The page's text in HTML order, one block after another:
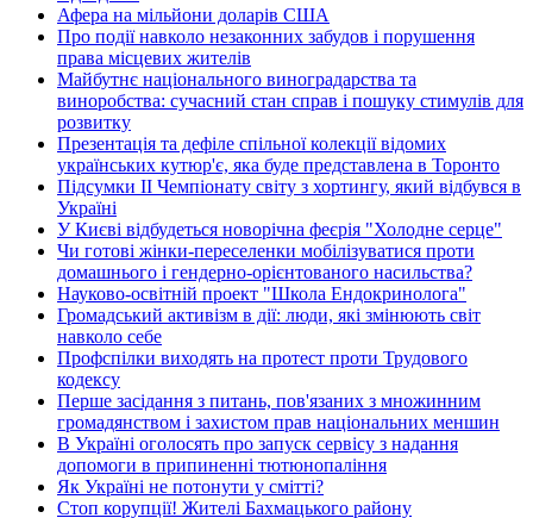
Афера на мільйони доларів США
Про події навколо незаконних забудов і порушення
права місцевих жителів
Майбутнє національного виноградарства та
виноробства: сучасний стан справ і пошуку стимулів для
розвитку
Презентація та дефіле спільної колекції відомих
українських кутюр'є, яка буде представлена в Торонто
Підсумки ІІ Чемпіонату світу з хортингу, який відбувся в
Україні
У Києві відбудеться новорічна феєрія "Холодне серце"
Чи готові жінки-переселенки мобілізуватися проти
домашнього і гендерно-орієнтованого насильства?
Науково-освітній проект "Школа Ендокринолога"
Громадський активізм в дії: люди, які змінюють світ
навколо себе
Профспілки виходять на протест проти Трудового
кодексу
Перше засідання з питань, пов'язаних з множинним
громадянством і захистом прав національних меншин
В Україні оголосять про запуск сервісу з надання
допомоги в припиненні тютюнопаління
Як Україні не потонути у смітті?
Стоп корупції! Жителі Бахмацького району